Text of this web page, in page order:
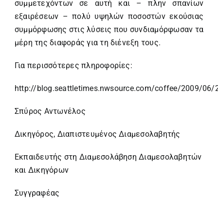
συμμετεχόντων σε αυτή και – πλην σπανίων
εξαιρέσεων – πολύ υψηλών ποσοστών εκούσιας
συμμόρφωσης στις λύσεις που συνδιαμόρφωσαν τα
μέρη της διαφοράς για τη διένεξη τους.
Για περισσότερες πληροφορίες:
http://blog.seattletimes.nwsource.com/coffee/2009/06/
Σπύρος Αντωνέλος
Δικηγόρος, Διαπιστευμένος Διαμεσολαβητής
Εκπαιδευτής στη Διαμεσολάβηση Διαμεσολαβητών
και Δικηγόρων
Συγγραφέας